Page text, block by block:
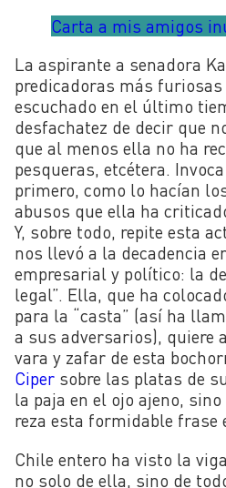
Carta a mis amigos
La aspirante a senadora
predicadoras más
escuchado en el último
desfachatez de decir que
que al menos ella no ha
pesqueras, etcétera.
primero, como lo hacían
abusos que ella ha
Y, sobre todo, repite esta
nos llevó a la decadencia
empresarial y político: la
legal”. Ella, que ha
para la “casta” (así ha
a sus adversarios), quiere
vara y zafar de esta
Ciper sobre las platas de
la paja en el ojo ajeno,
reza esta formidable frase
Chile entero ha visto la
no solo de ella, sino de